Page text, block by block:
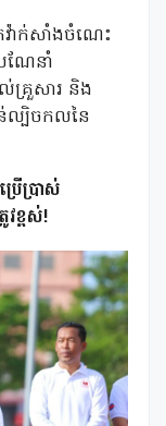
ាក់សាំងចំណេះ
ណែនាំ
គ្រួសារ និង
ល្បិចកលនៃ
រើប្រាស់
ខ្ពស់!